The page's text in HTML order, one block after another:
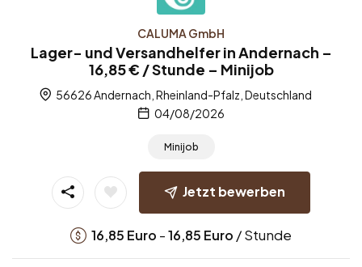
CALUMA GmbH
Lager- und Versandhelfer in Andernach –
16,85 € / Stunde – Minijob
56626 Andernach, Rheinland-Pfalz, Deutschland
04/08/2026
Minijob
Jetzt bewerben
16,85 Euro -16,85 Euro / Stunde